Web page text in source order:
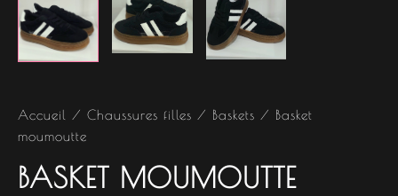
Accueil / Chaussures filles / Baskets / Basket
moumoutte
BASKET MOUMOUTTE